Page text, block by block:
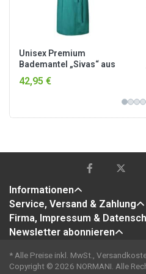
Unisex Premium
Bademantel „Sivas“ aus
Frottee - OEKO-TEX® 100
Petrol
42,95 €
Informationen
Service, Versand & Zahlung
Firma, Impressum &
Newsletter abonnieren
* Alle Preise inkl. MwSt.,
Copyright © 2026 NORMANI. Alle